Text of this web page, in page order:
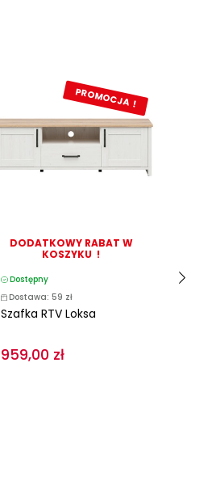
PROMOCJA !
DODATKOWY RABAT W
KOSZYKU !
Dostępny
Dostawa: 59 zł
Szafka RTV Loksa
959,00 zł